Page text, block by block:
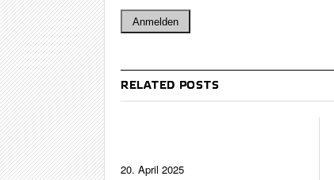
RELATED POSTS
20. April 2025